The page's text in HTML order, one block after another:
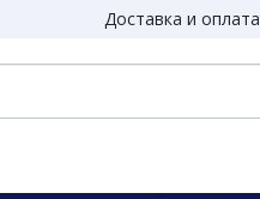
Доставка и оплата